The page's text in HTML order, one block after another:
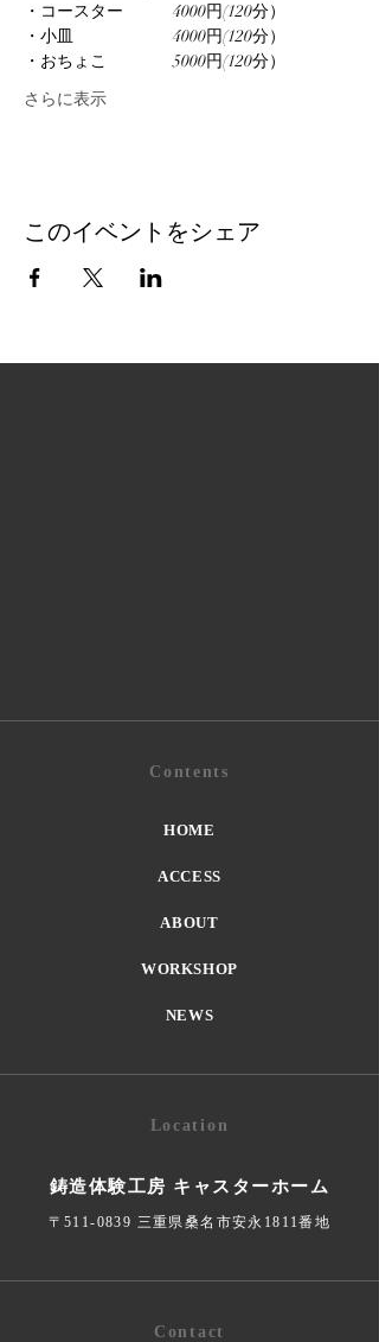
・コースター　　　4000円(120分）
・小皿　　　　　　4000円(120分）
・おちょこ　　　　5000円(120分）
さらに表示
このイベントをシェア
Contents
HOME
ACCESS
ABOUT
WORKSHOP
NEWS
Location
鋳造体験工房 キャスターホーム
〒511-0839 三重県桑名市安永1811番地
Contact